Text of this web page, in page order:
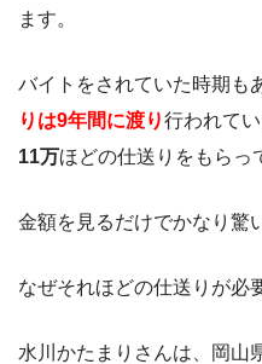
ます。
バイトをされていた時期も
りは9年間に渡り行われて
11万ほどの仕送りをもらっ
金額を見るだけでかなり驚
なぜそれほどの仕送りが必
水川かたまりさんは、岡山